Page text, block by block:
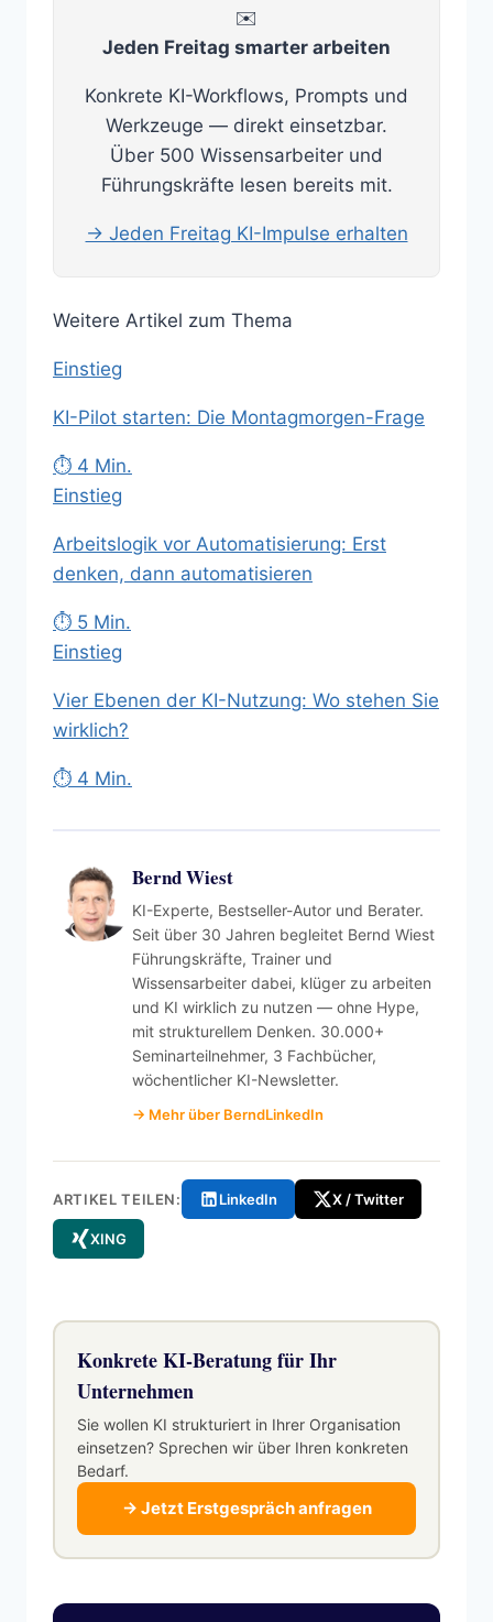
✉️
Jeden Freitag smarter arbeiten
Konkrete KI-Workflows, Prompts und
Werkzeuge — direkt einsetzbar.
Über 500 Wissensarbeiter und
Führungskräfte lesen bereits mit.
→ Jeden Freitag KI-Impulse erhalten
Weitere Artikel zum Thema
Einstieg
KI-Pilot starten: Die Montagmorgen-Frage
⏱ 4 Min.
Einstieg
Arbeitslogik vor Automatisierung: Erst
denken, dann automatisieren
⏱ 5 Min.
Einstieg
Vier Ebenen der KI-Nutzung: Wo stehen Sie
wirklich?
⏱ 4 Min.
Bernd Wiest
KI-Experte, Bestseller-Autor und Berater.
Seit über 30 Jahren begleitet Bernd Wiest
Führungskräfte, Trainer und
Wissensarbeiter dabei, klüger zu arbeiten
und KI wirklich zu nutzen — ohne Hype,
mit strukturellem Denken. 30.000+
Seminarteilnehmer, 3 Fachbücher,
wöchentlicher KI-Newsletter.
→ Mehr über BerndLinkedIn
ARTIKEL TEILEN: LinkedIn X / Twitter
XING
Konkrete KI-Beratung für Ihr
Unternehmen
Sie wollen KI strukturiert in Ihrer Organisation
einsetzen? Sprechen wir über Ihren konkreten
Bedarf.
→ Jetzt Erstgespräch anfragen